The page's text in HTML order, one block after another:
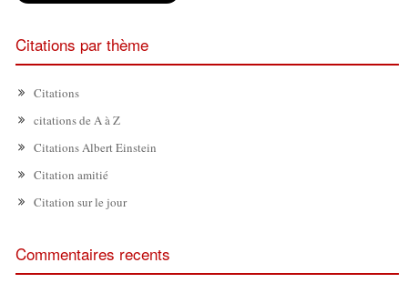
Citations par thème
Citations
citations de A à Z
Citations Albert Einstein
Citation amitié
Citation sur le jour
Commentaires recents